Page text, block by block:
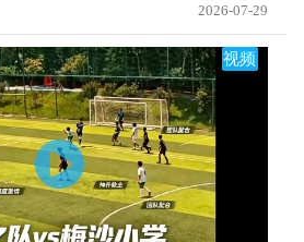
2026-07-29
视频